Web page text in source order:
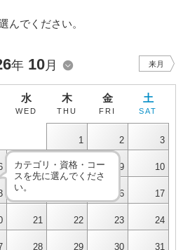
んでください。
年 10月 来月
水
WED
木
THU
金
FRI
土
SAT
1 2 3
7 8 9 10
16 17
21 22 23 24
28 29 30 31
カテゴリ・資格・コー
スを先に選んでくださ
い。